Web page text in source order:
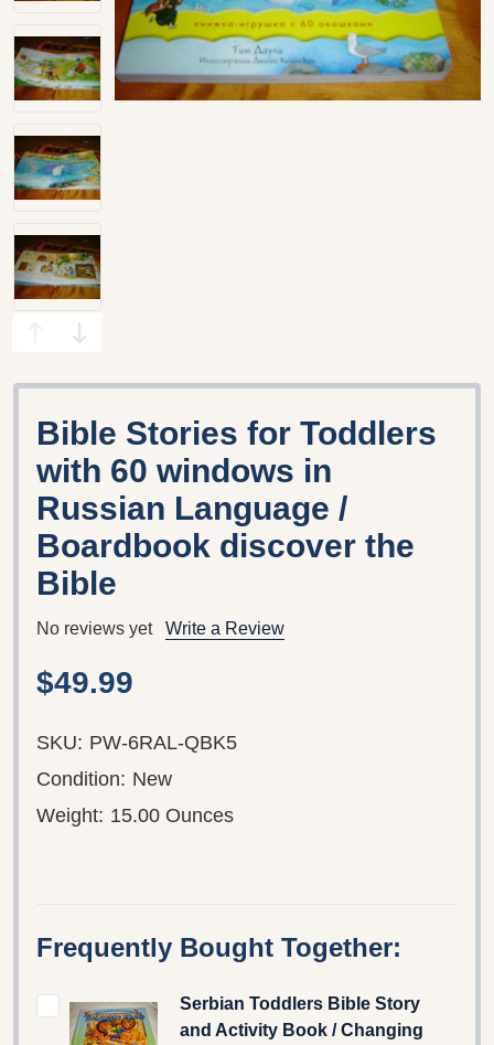
Bible Stories for Toddlers
with 60 windows in
Russian Language /
Boardbook discover the
Bible
No reviews yet Write a Review
$49.99
SKU: PW-6RAL-QBK5
Condition: New
Weight: 15.00 Ounces
Frequently Bought Together:
Serbian Toddlers Bible Story
and Activity Book / Changing